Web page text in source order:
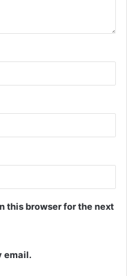
SEKALIAN
PENDIDIKAN
PULA
YANG TAK
FARIDA.
penghargaan
this browser for the next
email.